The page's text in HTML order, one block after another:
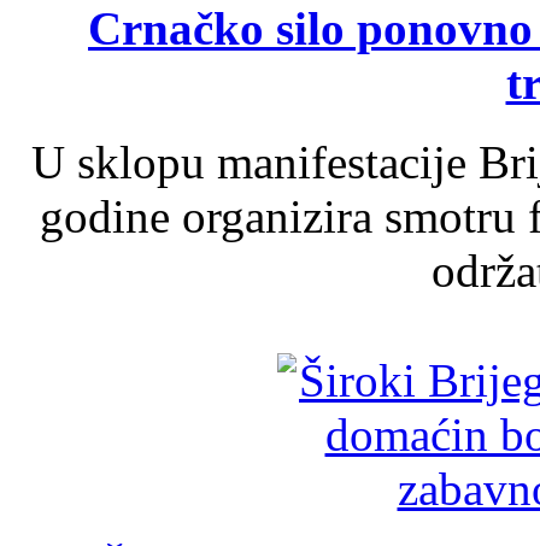
Crnačko silo
U sklopu manifestacije
godine organizira